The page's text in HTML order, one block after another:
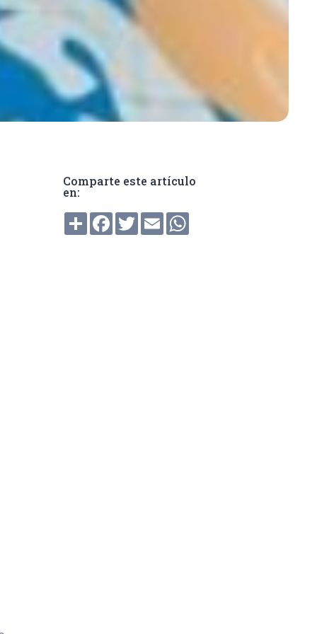
Comparte este artículo
en:
CompartirFacebook
TwitterEmail